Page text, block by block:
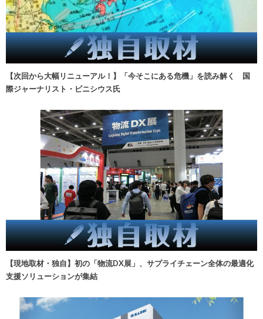
【次回から大幅リニューアル！】「今そこにある危機」を読み解く 国
際ジャーナリスト・ビニシウス氏
【現地取材・独自】初の「物流DX展」、サプライチェーン全体の最適化
支援ソリューションが集結